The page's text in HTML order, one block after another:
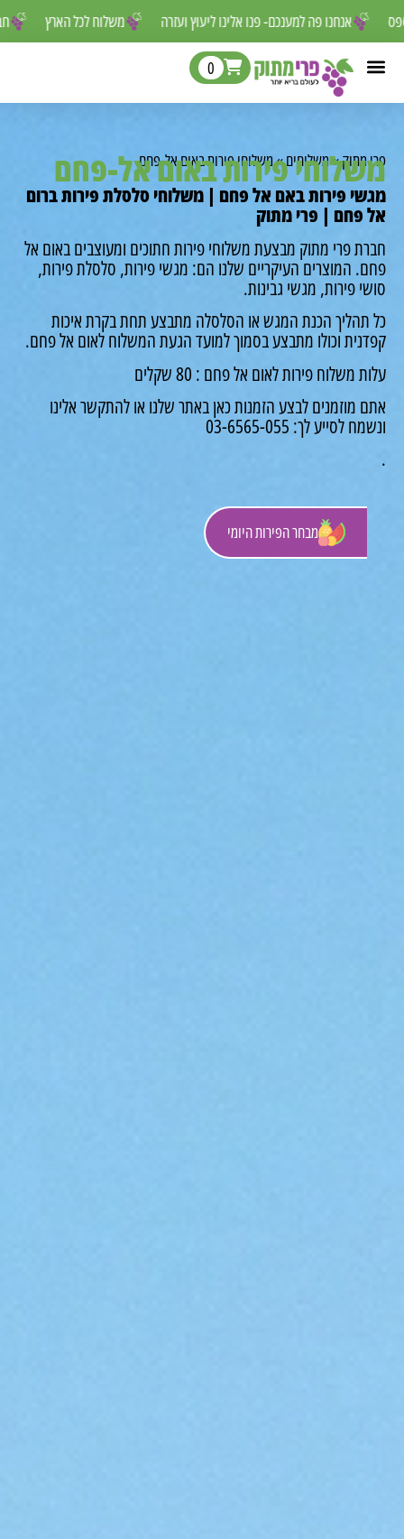
משלוח לכל הארץ אנחנו פה למענכם- פנו אלינו ליעוץ ועזרה לפספס
מבחר הפירות היומי
0
»משלוחים»משלוחי פירות באום אל-פחם
פירות באום אל-פחם
פירות באם אל פחם | משלוחי סלסלת פירות ברום
| פרי מתוק
פרי מתוק מבצעת משלוחי פירות חתוכים ומעוצבים באום אל
המוצרים העיקריים שלנו הם: מגשי פירות, סלסלת פירות,
פירות, מגשי גבינות.
הכנת המגש או הסלסלה מתבצע תחת בקרת איכות
וכולו מתבצע בסמוך למועד הגעת המשלוח לאום אל פחם.
משלוח פירות לאום אל פחם : 80 שקלים
מוזמנים לבצע הזמנות כאן באתר שלנו או להתקשר אלינו
לך: 03-6565-055